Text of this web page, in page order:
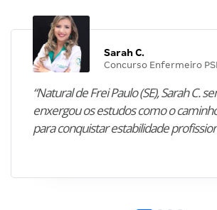
Sarah C.
Concurso Enfermeiro
“Natural de Frei Paulo (SE), Sarah C.
enxergou os estudos como o
para conquistar estabilidade